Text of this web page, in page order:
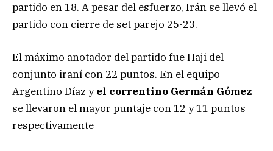
partido en 18. A pesar del esfuerzo, Irán se llevó el
partido con cierre de set parejo 25-23.
El máximo anotador del partido fue Haji del
conjunto iraní con 22 puntos. En el equipo
Argentino Díaz yel correntino Germán Gómez
se llevaron el mayor puntaje con 12 y 11 puntos
respectivamente